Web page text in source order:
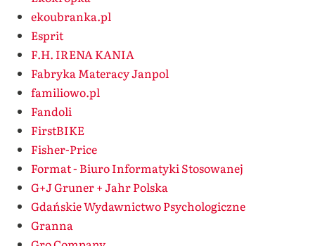
ekoubranka.pl
Esprit
F.H. IRENA KANIA
Fabryka Materacy Janpol
familiowo.pl
Fandoli
FirstBIKE
Fisher-Price
Format - Biuro Informatyki Stosowanej
G+J Gruner + Jahr Polska
Gdańskie Wydawnictwo Psychologiczne
Granna